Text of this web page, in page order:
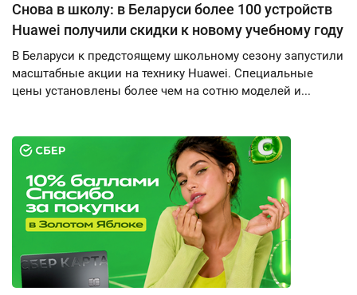
Снова в школу: в Беларуси более 100 устройств
Huawei получили скидки к новому учебному году
В Беларуси к предстоящему школьному сезону запустили
масштабные акции на технику Huawei. Специальные
цены установлены более чем на сотню моделей и...